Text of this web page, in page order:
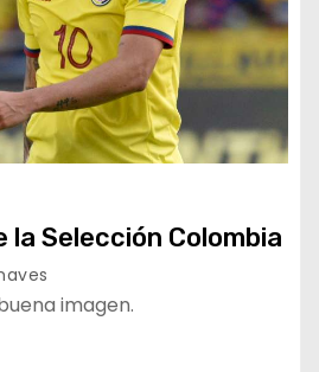
la Selección Colombia
imagen.